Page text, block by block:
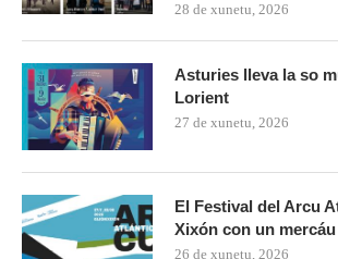
28 de xunetu, 2026
Asturies lleva la so
Lorient
27 de xunetu, 2026
El Festival del Arcu
Xixón con un
26 de xunetu, 2026